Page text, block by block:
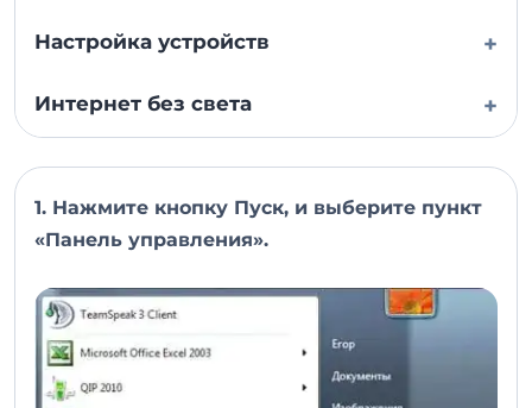
Настройка устройств +
Интернет без света +
1. Нажмите кнопку Пуск, и выберите пункт
«Панель управления».